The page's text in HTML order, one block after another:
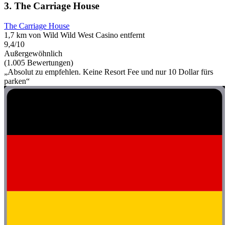
3. The Carriage House
The Carriage House
1,7 km von Wild Wild West Casino entfernt
9,4/10
Außergewöhnlich
(1.005 Bewertungen)
„Absolut zu empfehlen. Keine Resort Fee und nur 10 Dollar fürs
parken“